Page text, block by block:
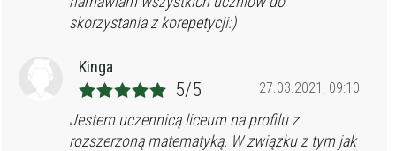
skorzystania z korepetycji:)
Kinga
27.03.2021, 09:10
5/5
Jestem uczennicą liceum na profilu z
rozszerzoną matematyką. W związku z tym jak